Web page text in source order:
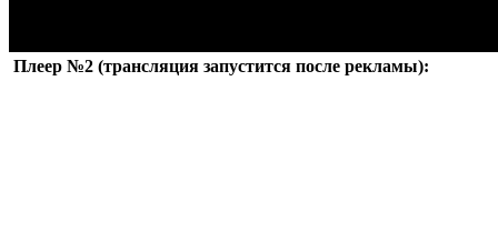
Плеер №2 (трансляция запустится после рекламы):